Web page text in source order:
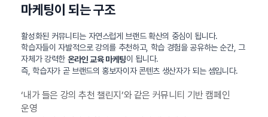
마케팅이 되는 구조
활성화된 커뮤니티는 자연스럽게 브랜드 확산의 중심이 됩니다.
학습자들이 자발적으로 강의를 추천하고, 학습 경험을 공유하는 순간, 그
자체가 강력한 온라인 교육 마케팅이 됩니다.
즉, 학습자가 곧 브랜드의 홍보자이자 콘텐츠 생산자가 되는 셈입니다.
‘내가 들은 강의 추천 챌린지’와 같은 커뮤니티 기반 캠페인
운영